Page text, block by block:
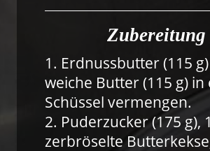
Zubereitung
1. Erdnussbutter (115
weiche Butter (115 g) in
Schüssel vermengen.
2. Puderzucker (175 g),
zerbröselte